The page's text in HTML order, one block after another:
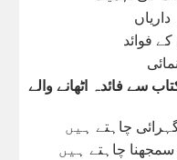
فوائد
سے فائدہ اٹھانے والے
چاہتے ہیں
سمجھنا چاہتے ہیں